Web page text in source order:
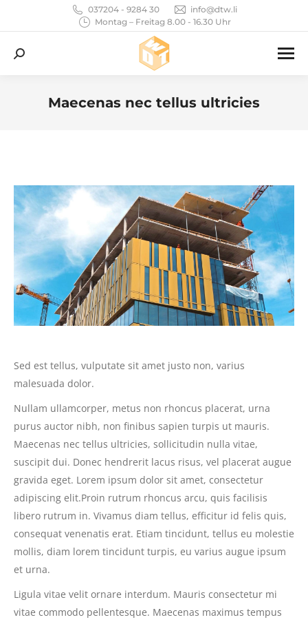
037204 - 9284 30
info@dtw.li
Montag – Freitag 8.00 - 16.30 Uhr
Search:
Maecenas nec tellus ultricies
Sed est tellus, vulputate sit amet justo non, varius
malesuada dolor.
Nullam ullamcorper, metus non rhoncus placerat, urna
purus auctor nibh, non finibus sapien turpis ut mauris.
Maecenas nec tellus ultricies, sollicitudin nulla vitae,
suscipit dui. Donec hendrerit lacus risus, vel placerat augue
gravida eget. Lorem ipsum dolor sit amet, consectetur
adipiscing elit.Proin rutrum rhoncus arcu, quis facilisis
libero rutrum in. Vivamus diam tellus, efficitur id felis quis,
consequat venenatis erat. Etiam tincidunt, tellus eu molestie
mollis, diam lorem tincidunt turpis, eu varius augue ipsum
et urna.
Ligula vitae velit ornare interdum. Mauris consectetur mi
vitae commodo pellentesque. Maecenas maximus tempus